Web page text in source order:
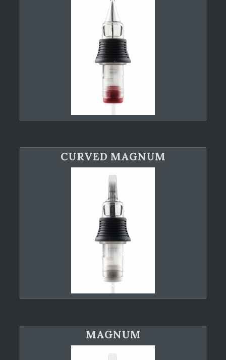
CURVED MAGNUM
MAGNUM